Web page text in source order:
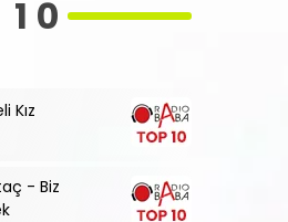
Kız
- Biz